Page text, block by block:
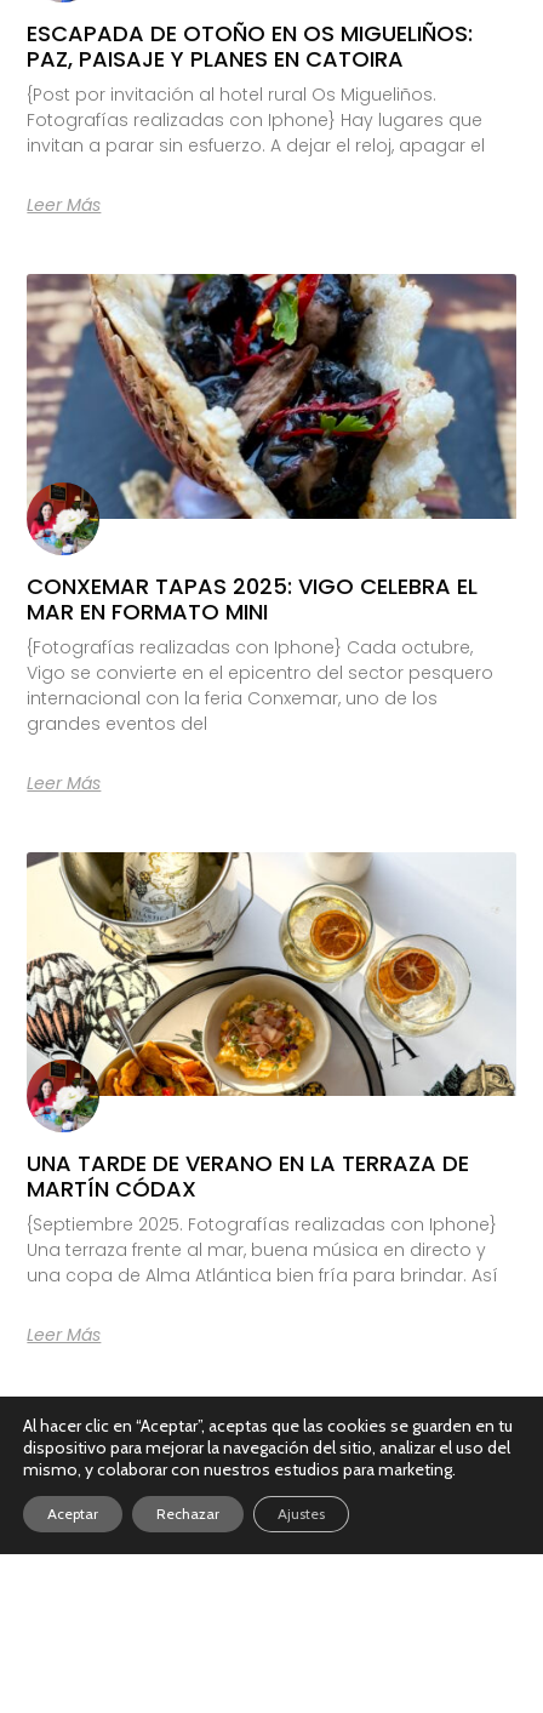
ESCAPADA DE OTOÑO EN OS MIGUELIÑOS:
PAZ, PAISAJE Y PLANES EN CATOIRA
{Post por invitación al hotel rural Os Migueliños.
Fotografías realizadas con Iphone} Hay lugares que
invitan a parar sin esfuerzo. A dejar el reloj, apagar el
Leer Más
CONXEMAR TAPAS 2025: VIGO CELEBRA EL
MAR EN FORMATO MINI
{Fotografías realizadas con Iphone} Cada octubre,
Vigo se convierte en el epicentro del sector pesquero
internacional con la feria Conxemar, uno de los
grandes eventos del
Leer Más
UNA TARDE DE VERANO EN LA TERRAZA DE
MARTÍN CÓDAX
{Septiembre 2025. Fotografías realizadas con Iphone}
Una terraza frente al mar, buena música en directo y
una copa de Alma Atlántica bien fría para brindar. Así
Leer Más
Al hacer clic en “Aceptar”, aceptas que las cookies se guarden en tu
dispositivo para mejorar la navegación del sitio, analizar el uso del
mismo, y colaborar con nuestros estudios para marketing.
Aceptar Rechazar Ajustes